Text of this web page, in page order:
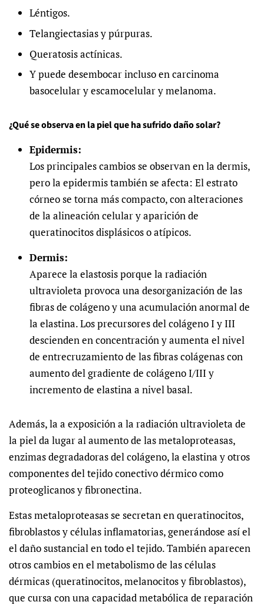
Léntigos.
Telangiectasias y púrpuras.
Queratosis actínicas.
Y puede desembocar incluso en carcinoma
basocelular y escamocelular y melanoma.
¿Qué se observa en la piel que ha sufrido daño solar?
Epidermis:
Los principales cambios se observan en la dermis,
pero la epidermis también se afecta: El estrato
córneo se torna más compacto, con alteraciones
de la alineación celular y aparición de
queratinocitos displásicos o atípicos.
Dermis:
Aparece la elastosis porque la radiación
ultravioleta provoca una desorganización de las
fibras de colágeno y una acumulación anormal de
la elastina. Los precursores del colágeno I y III
descienden en concentración y aumenta el nivel
de entrecruzamiento de las fibras colágenas con
aumento del gradiente de colágeno I/III y
incremento de elastina a nivel basal.
Además, la a exposición a la radiación ultravioleta de
la piel da lugar al aumento de las metaloproteasas,
enzimas degradadoras del colágeno, la elastina y otros
componentes del tejido conectivo dérmico como
proteoglicanos y fibronectina.
Estas metaloproteasas se secretan en queratinocitos,
fibroblastos y células inflamatorias, generándose así el
el daño sustancial en todo el tejido. También aparecen
otros cambios en el metabolismo de las células
dérmicas (queratinocitos, melanocitos y fibroblastos),
que cursa con una capacidad metabólica de reparación